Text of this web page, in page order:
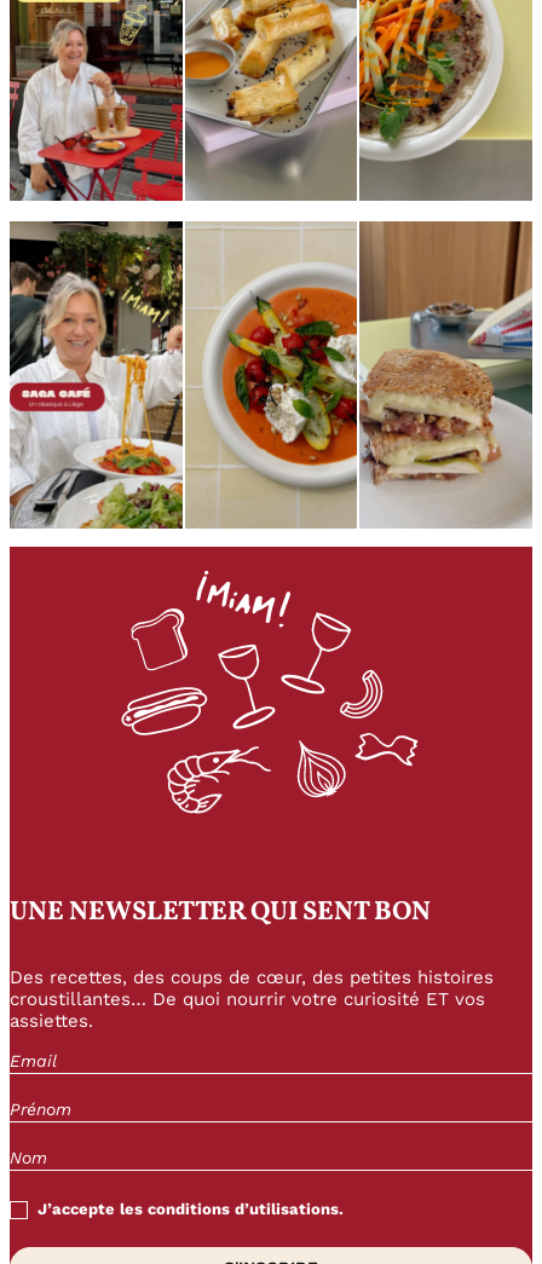
UNE NEWSLETTER QUI SENT BON
Des recettes, des coups de cœur, des petites histoires
croustillantes… De quoi nourrir votre curiosité ET vos
assiettes.
J’accepte les conditions d’utilisations.